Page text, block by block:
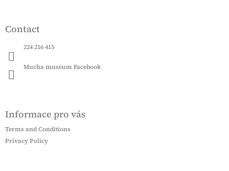
Contact
224 216 415
Mucha museum Facebook
Informace pro vás
Terms and Conditions
Privacy Policy